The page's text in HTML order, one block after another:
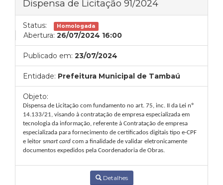
Dispensa de Licitação 91/2024
Status: Homologada
Abertura: 26/07/2024 16:00
Publicado em: 23/07/2024
Entidade: Prefeitura Municipal de Tambaú
Objeto:
Dispensa de Licitação com fundamento no art. 75, inc. II da Lei nº
14.133/21, visando à contratação de empresa especializada em
tecnologia da informação, referente à Contratação de empresa
especializada para fornecimento de certificados digitais tipo e-CPF
e leitor smart card com a finalidade de validar eletronicamente
documentos expedidos pela Coordenadoria de Obras.
Detalhes